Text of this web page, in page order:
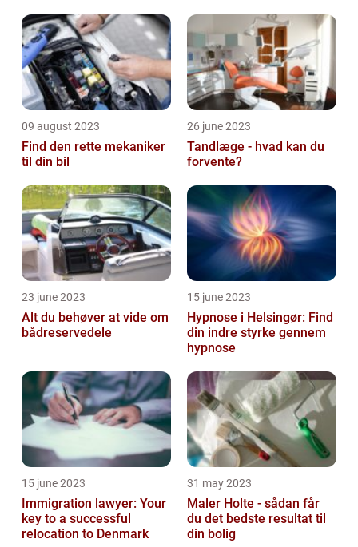
09 august 2023
Find den rette mekaniker
til din bil
26 june 2023
Tandlæge - hvad kan du
forvente?
23 june 2023
Alt du behøver at vide om
bådreservedele
15 june 2023
Hypnose i Helsingør: Find
din indre styrke gennem
hypnose
15 june 2023
Immigration lawyer: Your
key to a successful
relocation to Denmark
31 may 2023
Maler Holte - sådan får
du det bedste resultat til
din bolig